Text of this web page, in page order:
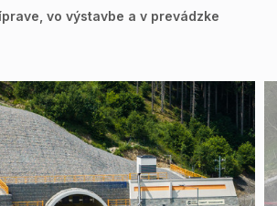
vo výstavbe a v prevádzke